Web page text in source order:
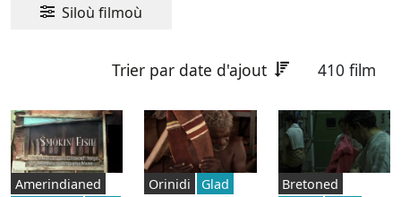
Siloù filmoù
Trier par date d'ajout 410 film
Amerindianed
Orinidi Glad
Bretoned